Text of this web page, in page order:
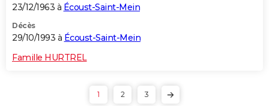
23/12/1963 à Écoust-Saint-Mein
Décès
29/10/1993 à Écoust-Saint-Mein
Famille HURTREL
1 2 3